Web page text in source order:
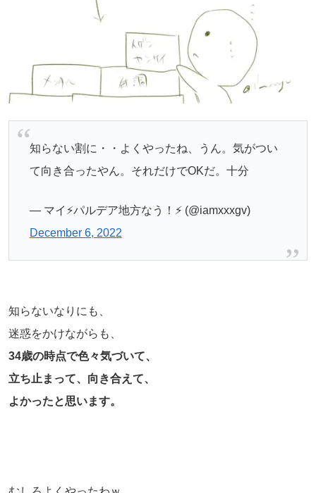
知らない割に・・よくやったね、うん。気がつい
て向き合ったやん。それだけでOKだ。十分
— マイ⚡️パルデア地方なう！⚡️ (@iamxxxgv)
December 6, 2022
知らないなりにも、
迷惑をかけながらも、
34歳の時点で色々気づいて、
立ち止まって、向き合えて、
よかったと思います。